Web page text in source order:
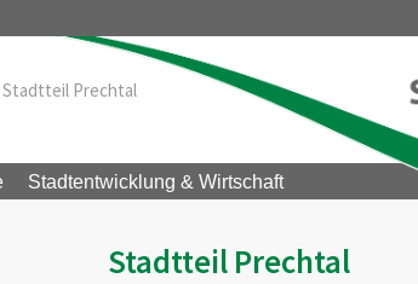
Stadtteil Prechtal
Stadtentwicklung & Wirtschaft
Stadtteil Prechtal